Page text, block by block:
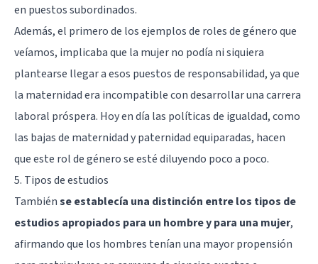
en puestos subordinados.
Además, el primero de los ejemplos de roles de género que
veíamos, implicaba que la mujer no podía ni siquiera
plantearse llegar a esos puestos de responsabilidad, ya que
la maternidad era incompatible con desarrollar una carrera
laboral próspera. Hoy en día las políticas de igualdad, como
las bajas de maternidad y paternidad equiparadas, hacen
que este rol de género se esté diluyendo poco a poco.
5. Tipos de estudios
Tambiénse establecía una distinción entre los tipos de
estudios apropiados para un hombre y para una mujer,
afirmando que los hombres tenían una mayor propensión